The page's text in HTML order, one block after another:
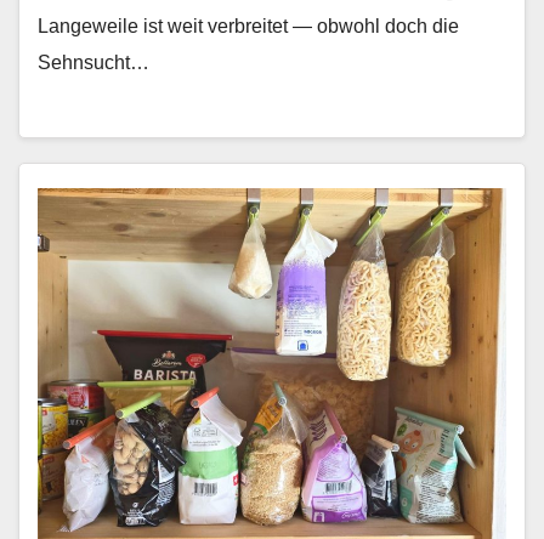
Langeweile ist weit ver­bre­it­et — obwohl doch die
Sehn­sucht…